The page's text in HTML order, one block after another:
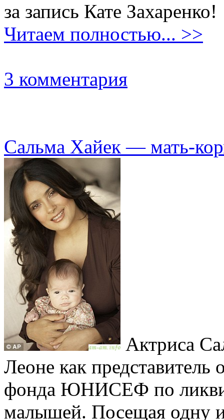
за запись Кате Захаренко!
Читаем полностью... >>
3 комментария
Сальма Хайек — мать-
Актриса
Леоне как представитель
фонда ЮНИСЕФ по
малышей. Посещая одну